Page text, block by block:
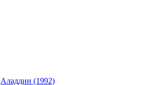
Аладдин (1992)